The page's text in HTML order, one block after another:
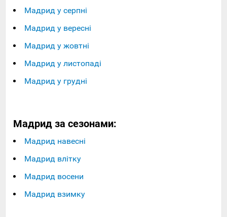
Мадрид у серпні
Мадрид у вересні
Мадрид у жовтні
Мадрид у листопаді
Мадрид у грудні
Мадрид за сезонами:
Мадрид навесні
Мадрид влітку
Мадрид восени
Мадрид взимку